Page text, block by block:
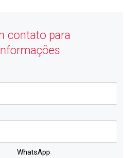
contato para
WhatsApp